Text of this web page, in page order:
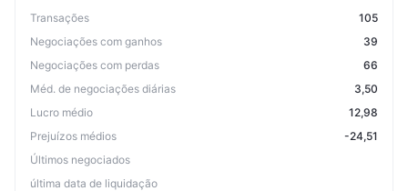
Transações
105
Negociações com ganhos
39
Negociações com perdas
66
Méd. de negociações diárias
3,50
Lucro médio
12,98
Prejuízos médios
-24,51
Últimos negociados
última data de liquidação